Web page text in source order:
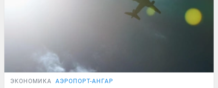
ЭКОНОМИКА АЭРОПОРТ-АНГАР